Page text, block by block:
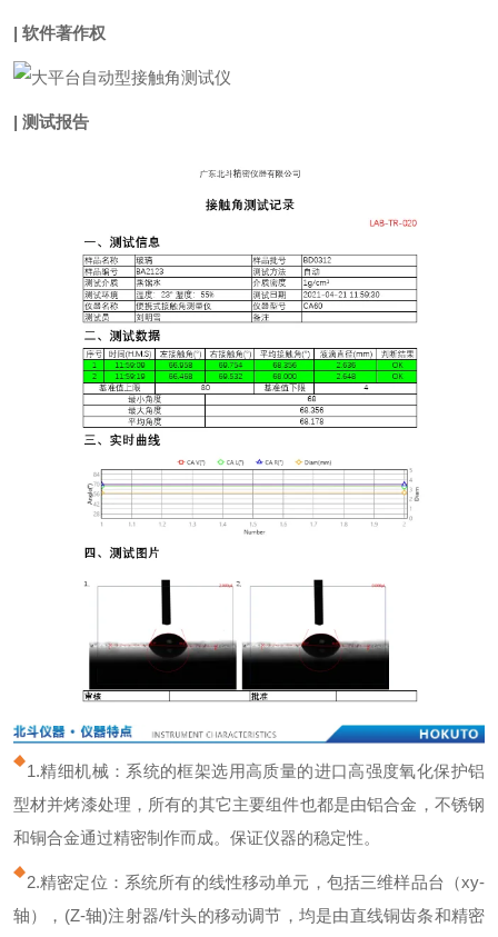
| 软件著作权
| 测试报告
1.精细机械：系统的框架选用高质量的进口高强度氧化保护铝
型材并烤漆处理，所有的其它主要组件也都是由铝合金，不锈钢
和铜合金通过精密制作而成。保证仪器的稳定性。
2.精密定位：系统所有的线性移动单元，包括三维样品台（xy-
轴）， (Z-轴)注射器/针头的移动调节，均是由直线铜齿条和精密